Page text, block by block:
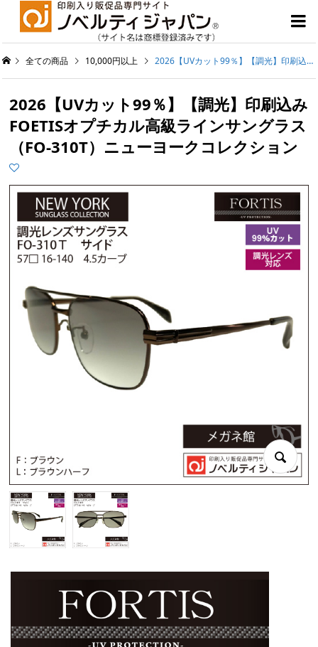

全ての商品 10,000円以上 2026【UVカット99％】【調光】印刷込みFOETISオプチカル高級ラインサングラス（FO-310T）ニューヨークコレクション
2026【UVカット99％】【調光】印刷込み
FOETISオプチカル高級ラインサングラス
（FO-310T）ニューヨークコレクション